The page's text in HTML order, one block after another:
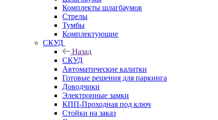
Комплекты шлагбаумов
Стрелы
Тумбы
Комплектующие
СКУД
Назад
СКУД
Автоматические калитки
Готовые решения для паркинга
Доводчики
Электронные замки
КПП-Проходная под ключ
Стойки на заказ